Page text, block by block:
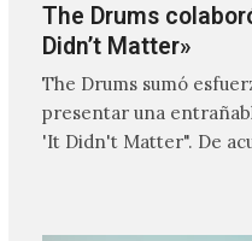
The Drums
Didn’t Matter»
The Drums sumó
presentar una
'It Didn't Matter". De